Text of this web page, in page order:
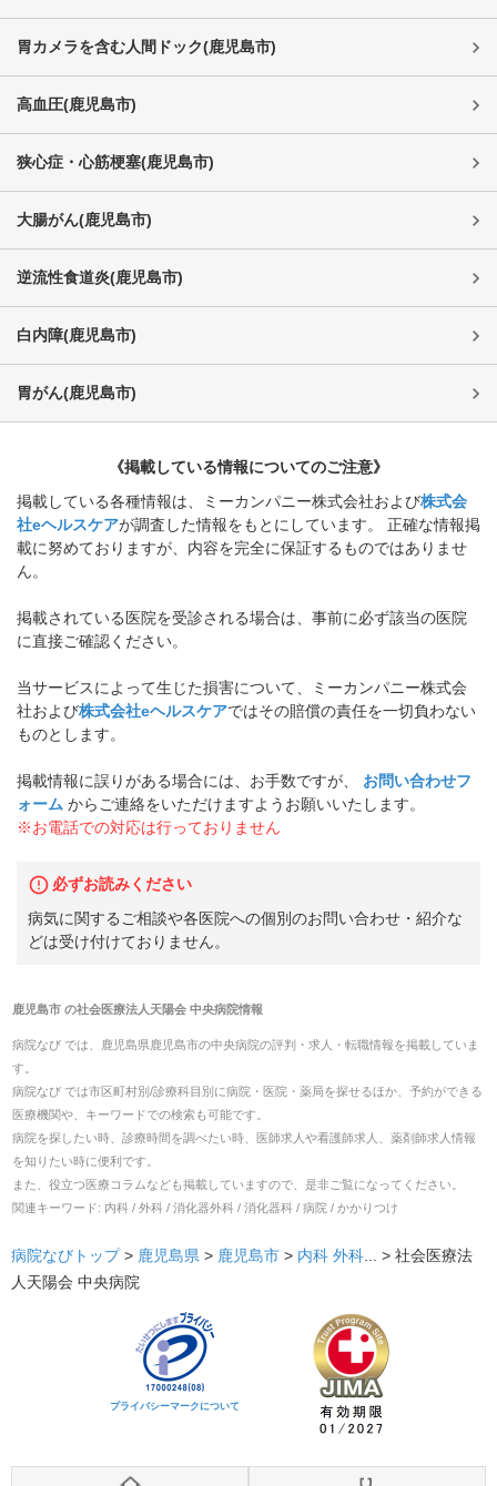
胃カメラを含む人間ドック(鹿児島市)
高血圧(鹿児島市)
狭心症・心筋梗塞(鹿児島市)
大腸がん(鹿児島市)
逆流性食道炎(鹿児島市)
白内障(鹿児島市)
胃がん(鹿児島市)
《掲載している情報についてのご注意》
掲載している各種情報は、ミーカンパニー株式会社および株式会
社eヘルスケアが調査した情報をもとにしています。 正確な情報掲
載に努めておりますが、内容を完全に保証するものではありませ
ん。
掲載されている医院を受診される場合は、事前に必ず該当の医院
に直接ご確認ください。
当サービスによって生じた損害について、ミーカンパニー株式会
社および株式会社eヘルスケアではその賠償の責任を一切負わない
ものとします。
掲載情報に誤りがある場合には、お手数ですが、
お問い合わせフ
ォーム からご連絡をいただけますようお願いいたします。
※お電話での対応は行っておりません
必ずお読みください
病気に関するご相談や各医院への個別のお問い合わせ・紹介な
どは受け付けておりません。
鹿児島市の社会医療法人天陽会 中央病院情報
病院なび では、 鹿児島県 鹿児島市の中央病院の評判・求人・転職情報を掲載していま
す。
病院なび では市区町村別/診療科目別に病院・医院・薬局を探せるほか、予約ができる
医療機関や、キーワードでの検索も可能です。
病院を探したい時、診療時間を調べたい時、医師求人や看護師求人、薬剤師求人情報
を知りたい時に便利です。
また、役立つ医療コラムなども掲載していますので、是非ご覧になってください。
関連キーワード: 内科 / 外科 / 消化器外科 / 消化器科 / 病院 / かかりつけ
病院なびトップ > 鹿児島県 > 鹿児島市 > 内科 外科... > 社会医療法
人天陽会 中央病院
プライバシーマークについて